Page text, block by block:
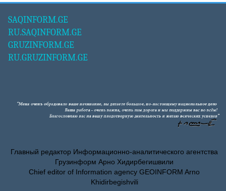
SAQINFORM.GE
RU.SAQINFORM.GE
GRUZINFORM.GE
RU.GRUZINFORM.GE
Главный редактор Информационно-аналитического агентства
Грузинформ Арно Хидирбегишвили
Chief editor of Information agency GEOINFORM Arno
Khidirbegishvili